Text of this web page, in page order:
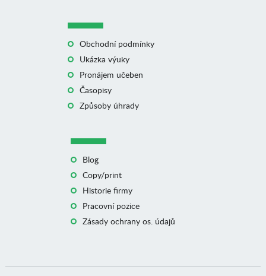
Obchodní podmínky
Ukázka výuky
Pronájem učeben
Časopisy
Způsoby úhrady
Blog
Copy/print
Historie firmy
Pracovní pozice
Zásady ochrany os. údajů